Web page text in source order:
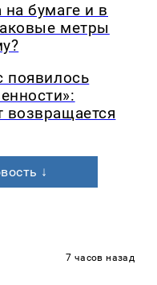
на бумаге и в
метры
появилось
возвращается
↓
7 часов назад